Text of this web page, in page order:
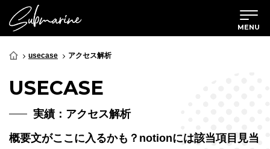
MENU
usecase アクセス解析
USECASE
実績：アクセス解析
概要文がここに入るかも？notionには該当項目見当